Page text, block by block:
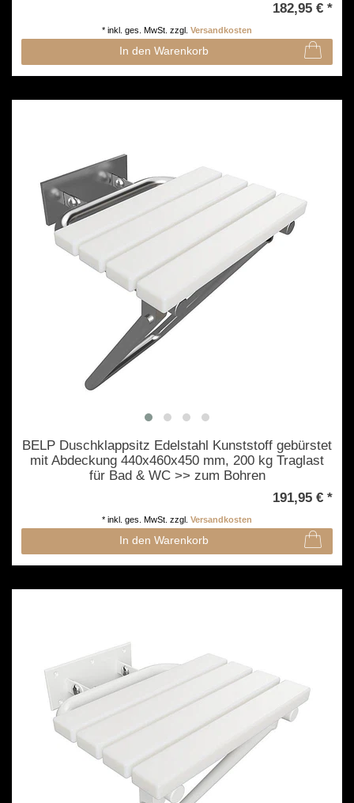
182,95 € *
In den Warenkorb
* inkl. ges. MwSt. zzgl. Versandkosten
BELP Duschklappsitz Edelstahl Kunststoff gebürstet
mit Abdeckung 440x460x450 mm, 200 kg Traglast
für Bad & WC >> zum Bohren
191,95 € *
In den Warenkorb
* inkl. ges. MwSt. zzgl. Versandkosten